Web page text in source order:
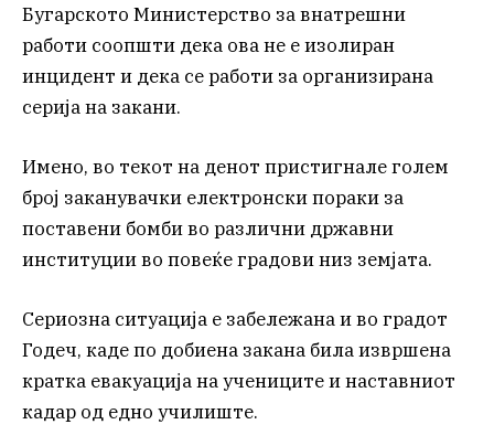
Бугарското Министерство за внатрешни
работи соопшти дека ова не е изолиран
инцидент и дека се работи за организирана
серија на закани.
Имено, во текот на денот пристигнале голем
број заканувачки електронски пораки за
поставени бомби во различни државни
институции во повеќе градови низ земјата.
Сериозна ситуација е забележана и во градот
Годеч, каде по добиена закана била извршена
кратка евакуација на учениците и наставниот
кадар од едно училиште.